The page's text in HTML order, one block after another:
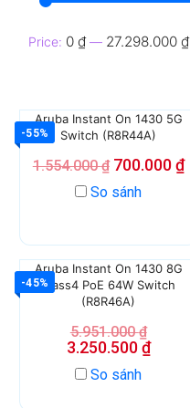
Price: 0 ₫— 27.298.000 ₫
-55%
Aruba Instant On 1430 5G
Switch (R8R44A)
1.554.000₫ 700.000₫
So sánh
-45%
Aruba Instant On 1430 8G
Class4 PoE 64W Switch
(R8R46A)
5.951.000₫
3.250.500₫
So sánh